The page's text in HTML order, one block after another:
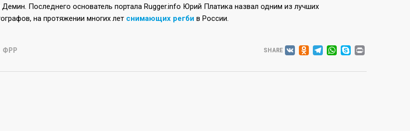
Последнего основатель портала Rugger.info Юрий Платика назвал одним из лучших
на протяжении многих лет снимающих регби в России.
ФРР SHARE VK TELEGRAM
SKYPE